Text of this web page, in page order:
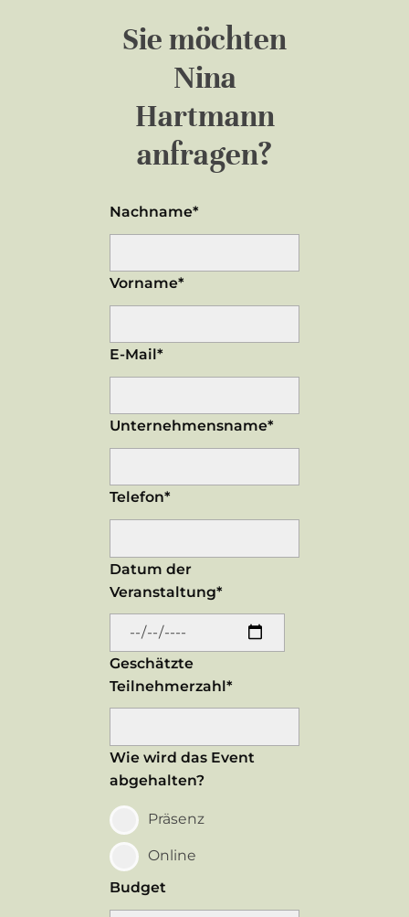
Sie möchten
Nina
Hartmann
anfragen?
Nachname*
Vorname*
E-Mail*
Unternehmensname*
Telefon*
Datum der
Veranstaltung*
Geschätzte
Teilnehmerzahl*
Wie wird das Event
abgehalten?
Präsenz
Online
Budget